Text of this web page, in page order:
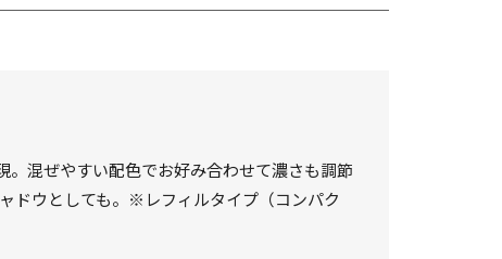
混ぜやすい配色でお好み合わせて濃さも調節
ドウとしても。※レフィルタイプ（コンパク